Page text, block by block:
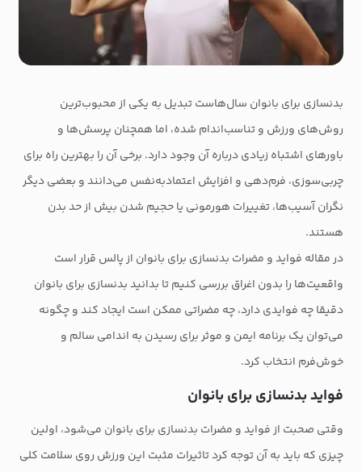
بدنسازی برای بانوان سال‌هاست تبدیل به یکی از محبوب‌ترین
روش‌های ورزش و تناسب‌اندام شده، اما همچنان پرسش‌ها و
باورهای اشتباه زیادی درباره آن وجود دارد. برخی آن را بهترین راه برای
چربی‌سوزی، فرم‌دهی و افزایش اعتماد‌به‌نفس می‌دانند و بعضی دیگر
نگران آسیب‌ها، تغییرات هورمونی یا حجیم شدن بیش از حد بدن
هستند.
در مقاله فواید و مضرات بدنسازی برای بانوان از پالس قرار است
واقعیت‌ها را بدون اغراق بررسی کنیم تا بدانید بدنسازی برای بانوان
دقیقا چه فوایدی دارد، چه مضراتی ممکن است ایجاد کند و چگونه
می‌توان یک برنامه ایمن و موثر برای رسیدن به اندامی سالم و
خوش‌فرم انتخاب کرد.
فواید بدنسازی برای بانوان
وقتی صحبت از فواید و مضرات بدنسازی برای بانوان می‌شود، اولین
چیزی که باید به آن توجه کرد تاثیرات مثبت این ورزش روی سلامت کلی